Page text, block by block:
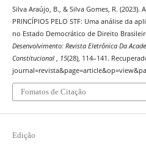
Silva Araújo, B., & Silva Gomes, R. (2023).
PRINCÍPIOS PELO STF: Uma análise da
no Estado Democrático de Direito
Desenvolvimento: Revista Eletrônica Da
Constitucional , 15(28), 114–141.
Fomatos de Citação
Edição